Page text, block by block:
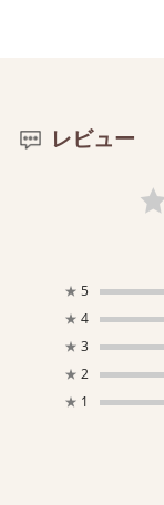
レビュー
★ 5
★ 4
★ 3
★ 2
★ 1